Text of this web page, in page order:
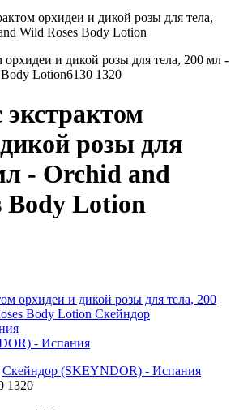
орхидеи и дикой розы для тела,
Wild Roses Body Lotion
орхидеи и дикой розы для тела, 200 мл -
Lotion6130 1320
розы для
- Orchid and
Body Lotion
Скейндор (SKEYNDOR) - Испания
1320